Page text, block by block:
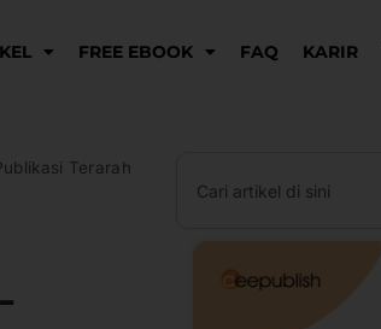
FREE EBOOK FAQ KARIR
Terarah